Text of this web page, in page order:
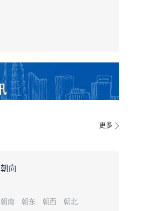
更多
朝向
朝南 朝东 朝西 朝北